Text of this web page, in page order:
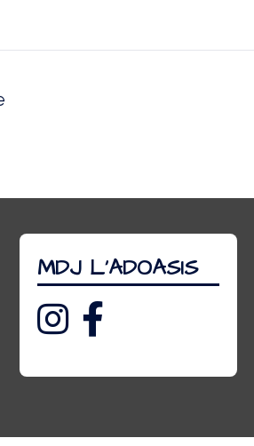
MDJ L’ADOASIS